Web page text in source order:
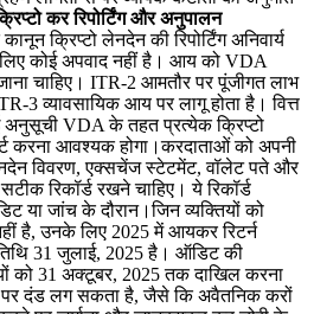
कर रिपोर्टिंग और अनुपालन
क्रिप्टो लेनदेन की रिपोर्टिंग अनिवार्य
कोई अपवाद नहीं है। आय को VDA
चाहिए। ITR-2 आमतौर पर पूंजीगत लाभ
3 व्यावसायिक आय पर लागू होता है। वित्त
अनुसूची VDA के तहत प्रत्येक क्रिप्टो
करना आवश्यक होगा।करदाताओं को अपनी
विवरण, एक्सचेंज स्टेटमेंट, वॉलेट पते और
रिकॉर्ड रखने चाहिए। ये रिकॉर्ड
या जांच के दौरान।जिन व्यक्तियों को
है, उनके लिए 2025 में आयकर रिटर्न
31 जुलाई, 2025 है। ऑडिट की
को 31 अक्टूबर, 2025 तक दाखिल करना
दंड लग सकता है, जैसे कि अवैतनिक करों